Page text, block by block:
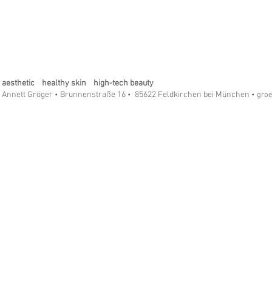
aesthetic healthy skin high-tech beauty
Annett Gröger • Brunnenstraße 16 • 85622 Feldkirchen bei München •